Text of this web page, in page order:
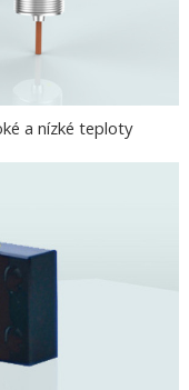
a nízké teploty